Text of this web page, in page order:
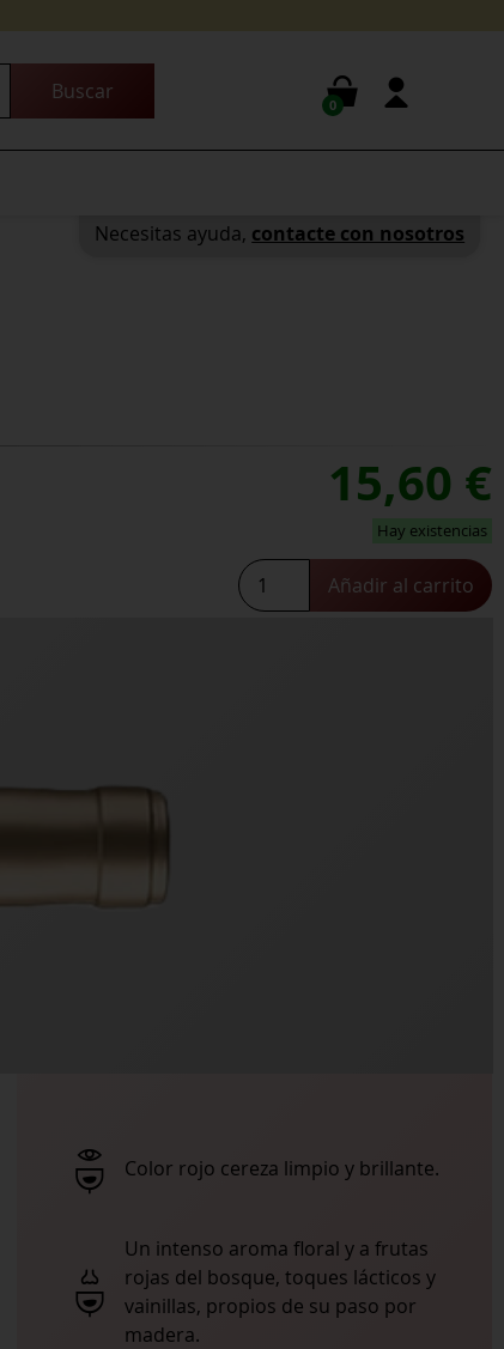
0
15,60 €
Hay existencias
Carmelo
Rodero
Añadir al carrito
Color rojo cereza limpio y brillante.
Un intenso aroma floral y a frutas
rojas del bosque, toques lácticos y
vainillas, propios de su paso por
madera.
Necesitas ayuda, contacte con nosotros